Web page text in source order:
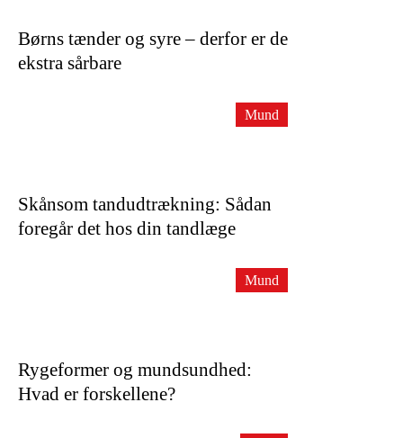
Børns tænder og syre – derfor er de
ekstra sårbare
Skånsom tandudtrækning: Sådan
foregår det hos din tandlæge
Mund
Rygeformer og mundsundhed:
Hvad er forskellene?
Mund